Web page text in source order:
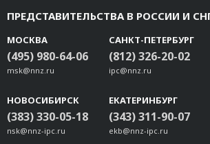
UC-8210 DIN-rail Mounting Kit
UC-8220 DIN-rail Mounting Kit
MC-1220 DIN-Rail Kit
MPC-2-07-12-VESAMTK
V2406C Wall mount kit
UC-4400A Wall-mounting Kit
ПРЕДСТАВИТЕЛЬСТВА В РОССИИ И
МОСКВА
(495) 980-64-06
msk@nnz.ru
САНКТ-ПЕТЕРБУРГ
(812) 326-20-02
ipc@nnz.ru
НОВОСИБИРСК
(383) 330-05-18
nsk@nnz-ipc.ru
ЕКАТЕРИНБУРГ
(343) 311-90-07
ekb@nnz-ipc.ru